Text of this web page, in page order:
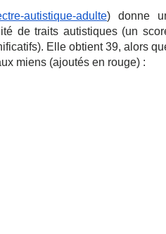
autistique-adulte) donne
de traits autistiques (un
Elle obtient 39, alors
miens (ajoutés en rouge) :